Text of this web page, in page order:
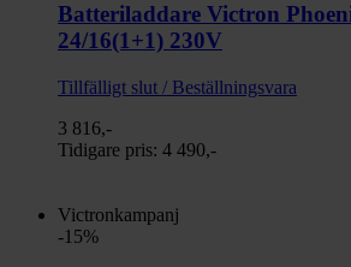
Batteriladdare Victron
24/16(1+1) 230V
Tillfälligt slut / Beställningsvara
3 816,-
Tidigare pris: 4 490,-
Victronkampanj
-15%